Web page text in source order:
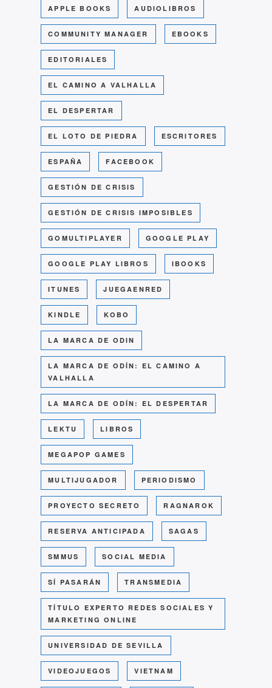
APPLE BOOKS AUDIOLIBROS
COMMUNITY MANAGER EBOOKS
EDITORIALES
EL CAMINO A VALHALLA
EL DESPERTAR
EL LOTO DE PIEDRA ESCRITORES
ESPAÑA FACEBOOK
GESTIÓN DE CRISIS
GESTIÓN DE CRISIS IMPOSIBLES
GOMULTIPLAYER GOOGLE PLAY
GOOGLE PLAY LIBROS IBOOKS
ITUNES JUEGAENRED
KINDLE KOBO
LA MARCA DE ODIN
LA MARCA DE ODÍN: EL CAMINO A
VALHALLA
LA MARCA DE ODÍN: EL DESPERTAR
LEKTU LIBROS
MEGAPOP GAMES
MULTIJUGADOR PERIODISMO
PROYECTO SECRETO RAGNAROK
RESERVA ANTICIPADA SAGAS
SMMUS SOCIAL MEDIA
SÍ PASARÁN TRANSMEDIA
TÍTULO EXPERTO REDES SOCIALES Y
MARKETING ONLINE
UNIVERSIDAD DE SEVILLA
VIDEOJUEGOS VIETNAM